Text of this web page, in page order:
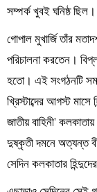
সম্পর্ক খুবই ঘনিষ্ঠ ছিল।
গোপাল মুখার্জি তাঁর
পরিচালনা করতেন।
হতো। এই সংগঠনটি
খ্রিস্টাব্দের আগস্ট
জাতীয় বাহিনী’
দুষ্কৃতী দমনে অত্যন্ত
সেদিন কলকাতার